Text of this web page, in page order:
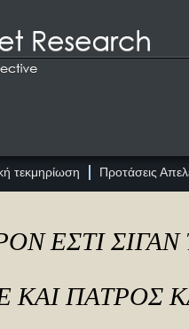
τεκμηρίωση Προτάσεις
ΕΣΤΙ
ΚΑΙ ΠΑΤΡΟΣ